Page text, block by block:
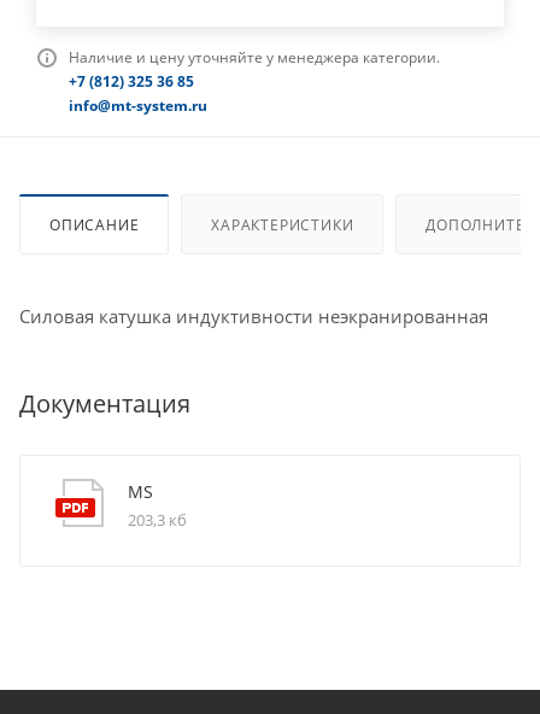
Наличие и цену уточняйте у менеджера категории.
+7 (812) 325 36 85
info@mt-system.ru
ОПИСАНИЕ ХАРАКТЕРИСТИКИ
Силовая катушка индуктивности неэкранированная
Документация
MS
203,3 кб